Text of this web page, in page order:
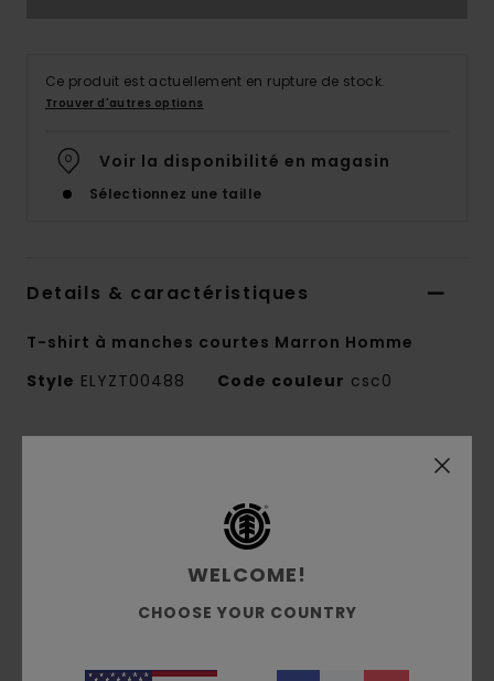
Ce produit est actuellement en rupture de stock.
Trouver d'autres options
Voir la disponibilité en magasin
Sélectionnez une taille
Details & caractéristiques
T-shirt à manches courtes Marron Homme
Style ELYZT00488 Code couleur csc0
Collection Element x Smokey
Jersey 100% en coton biologique
Conscious by Nature :coton biologique
Col :col rond
WELCOME!
CHOOSE YOUR COUNTRY